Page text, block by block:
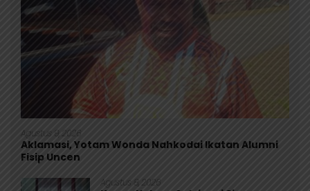
Agustus 9, 2026
Aklamasi, Yotam Wonda Nahkodai Ikatan Alumni
Fisip Uncen
Agustus 8, 2026